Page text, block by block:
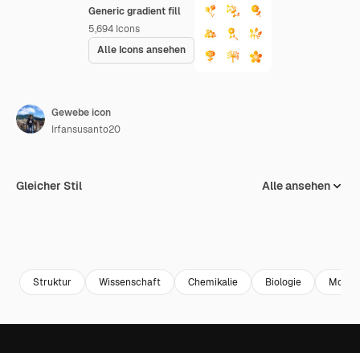
Generic gradient fill
5,694 Icons
Alle Icons ansehen
Gewebe icon
Irfansusanto20
Gleicher Stil Alle ansehen
Struktur Wissenschaft Chemikalie Biologie